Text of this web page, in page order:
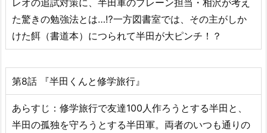
レオの追試対策に、半田軍のブレーン担当・相沢が考え
た驚きの勉強法とは…⁉︎一方図書室では、その主がしか
けた餌（書道本）につられて半田が大ピンチ！？
第8話 『半田くんと修学旅行』
あらすじ：修学旅行で友達100人作ろうとする半田と、
半田の孤独を守ろうとする半田軍。両者のいつも通りの